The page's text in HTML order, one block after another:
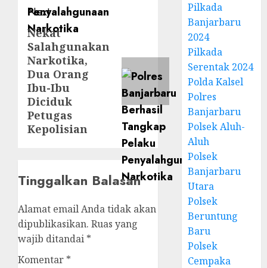
Next
Nekat
Salahgunakan
Narkotika,
Dua Orang
Ibu-Ibu
Diciduk
Petugas
Kepolisian
Tinggalkan Balasan
Alamat email Anda tidak akan
dipublikasikan. Ruas yang
wajib ditandai *
Komentar *
Pilkada
Banjarbaru
2024
Pilkada
Serentak 2024
Polda Kalsel
Polres
Banjarbaru
Polsek Aluh-
Aluh
Polsek
Banjarbaru
Utara
Polsek
Beruntung
Baru
Polsek
Cempaka